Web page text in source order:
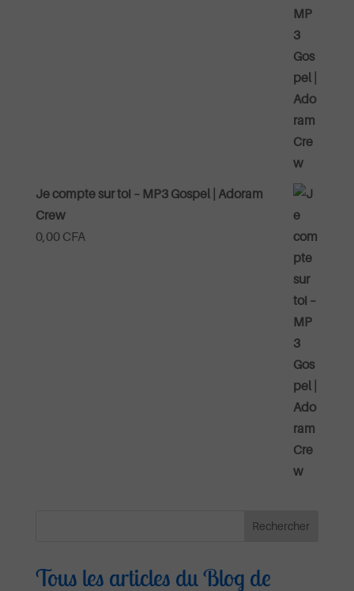
Je compte sur toi – MP3 Gospel | Adoram
Crew
0,00 CFA
Tous les articles du Blog de